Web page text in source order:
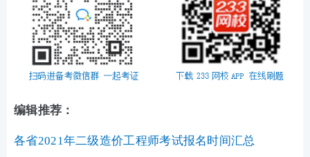
编辑推荐：
各省2021年二级造价工程师考试报名时间汇总